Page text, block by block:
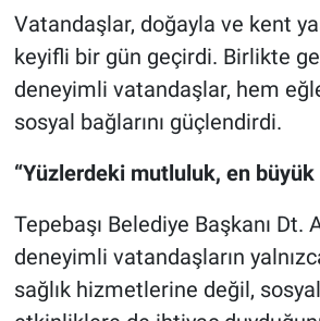
Vatandaşlar, doğayla ve kent
keyifli bir gün geçirdi. Birlikte
deneyimli vatandaşlar, hem
sosyal bağlarını güçlendirdi.
“Yüzlerdeki mutluluk, en büyük
Tepebaşı Belediye Başkanı Dt.
deneyimli vatandaşların
sağlık hizmetlerine değil,